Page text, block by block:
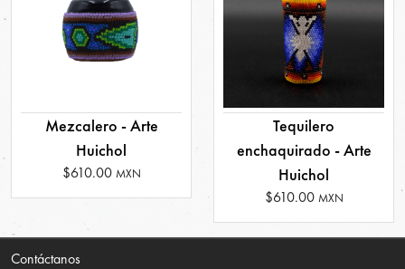
Mezcalero - Arte
Huichol
$610.00 MXN
Tequilero
enchaquirado - Arte
Huichol
$610.00 MXN
Contáctanos